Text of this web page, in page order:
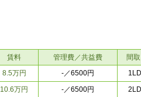
賃料 管理費／共益費 間取
8.5万円 -／6500円
10.6万円 -／6500円